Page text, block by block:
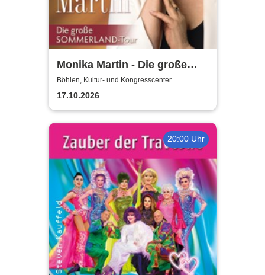
Monika Martin - Die große
Sommerland Tour
Böhlen, Kultur- und Kongresscenter
17.10.2026
20:00 Uhr